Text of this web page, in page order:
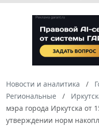
Новости и аналитика
Региональные
мэра города Иркутска от
утверждении норм